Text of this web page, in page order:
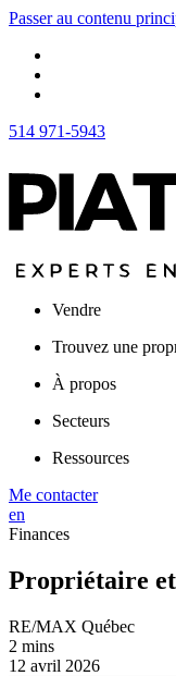
Passer au contenu
514 971-5943
Vendre
Trouvez une
À propos
Secteurs
Ressources
Me contacter
en
Finances
Propriétaire et
RE/MAX Québec
2 mins
12 avril 2026